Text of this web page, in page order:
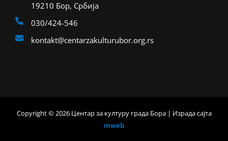
19210 Бор, Србија
030/424-546
kontakt@centarzakulturubor.org.rs
Copyright © 2026 Центар за културу града Бора | Израда сајта
mweb